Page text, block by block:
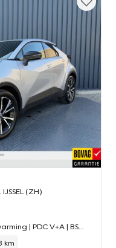
IJSSEL (ZH)
km